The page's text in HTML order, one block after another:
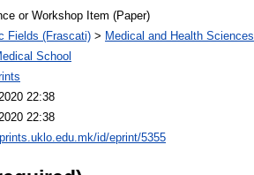
or Workshop Item (Paper)
Fields (Frascati) > Medical and Health Sciences
School
22:38
22:38
id/eprint/5355